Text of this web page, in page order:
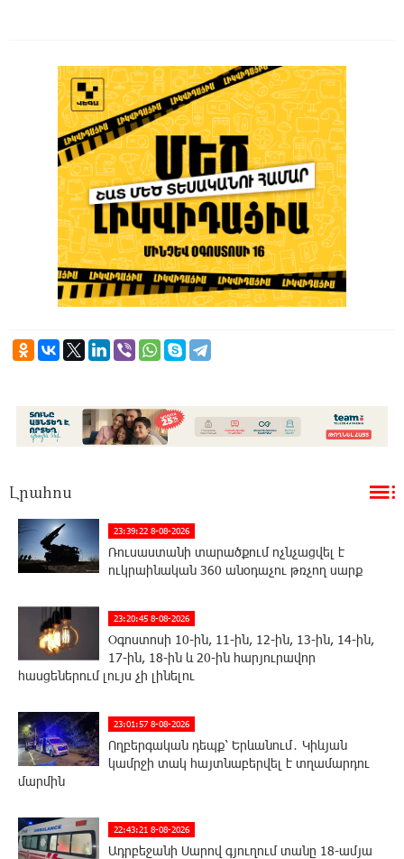
Լրահոս
23:39:22 8-08-2026
Ռուսաստանի տարածքում ոչնչացվել է
ուկրաինական 360 անօդաչու թռչող սարք
23:20:45 8-08-2026
Օգոստոսի 10-ին, 11-ին, 12-ին, 13-ին, 14-ին,
17-ին, 18-ին և 20-ին հարյուրավոր
հասցեներում լույս չի լինելու
23:01:57 8-08-2026
Ողբերգական դեպք՝ Երևանում․ Կիևյան
կամրջի տակ հայտնաբերվել է տղամարդու
մարմին
22:43:21 8-08-2026
Ադրբեջանի Սարով գյուղում տանը 18-ամյա